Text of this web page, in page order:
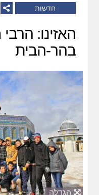
חדשות
האזינו:
בהר-הבית
הגדלה